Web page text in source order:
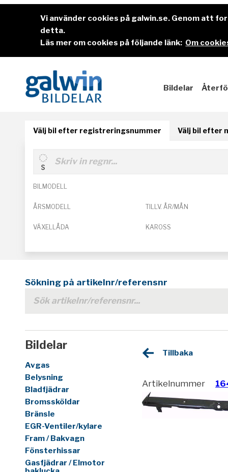
Vi använder cookies på galwin.se. Genom att
detta.
Läs mer om cookies på följande länk: Om
Bildelar
Välj bil efter registreringsnummer Välj bil efter
BILMODELL
ÅRSMODELL TILLV. ÅR/MÅN
VÄXELLÅDA KAROSS
Sökning på artikelnr/referensnr
Bildelar
Avgas
Belysning
Bladfjädrar
Bromssköldar
Bränsle
EGR-Ventiler/kylare
Fram / Bakvagn
Fönsterhissar
Gasfjädrar / Elmotor
Tillbaka
Artikelnummer